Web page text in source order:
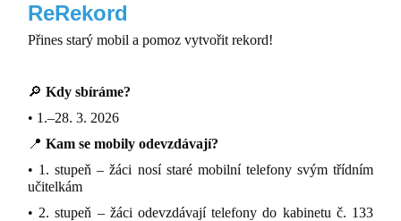
ReRekord
Přines starý mobil a pomoz vytvořit rekord!
🔎 Kdy sbíráme?
• 1.–28. 3. 2026
📍 Kam se mobily odevzdávají?
• 1. stupeň – žáci nosí staré mobilní telefony svým třídním
učitelkám
• 2. stupeň – žáci odevzdávají telefony do kabinetu č. 133